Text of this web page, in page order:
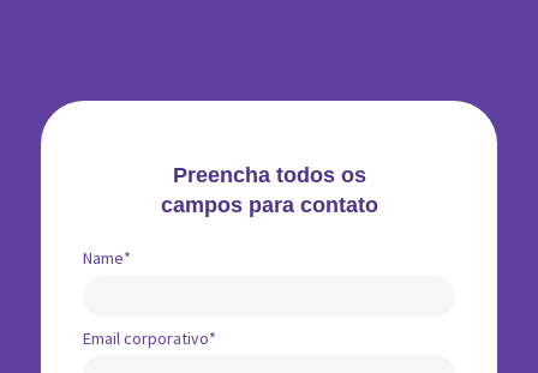
Preencha todos os
campos para contato
Name*
Email corporativo*